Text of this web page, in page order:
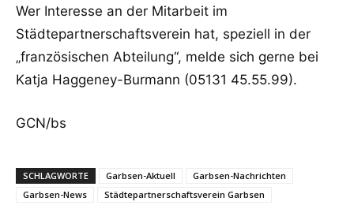
Wer Interesse an der Mitarbeit im
Städtepartnerschaftsverein hat, speziell in der
„französischen Abteilung“, melde sich gerne bei
Katja Haggeney-Burmann (05131 45.55.99).
GCN/bs
SCHLAGWORTE Garbsen-Aktuell
Garbsen-Nachrichten
Garbsen-News
Städtepartnerschaftsverein Garbsen